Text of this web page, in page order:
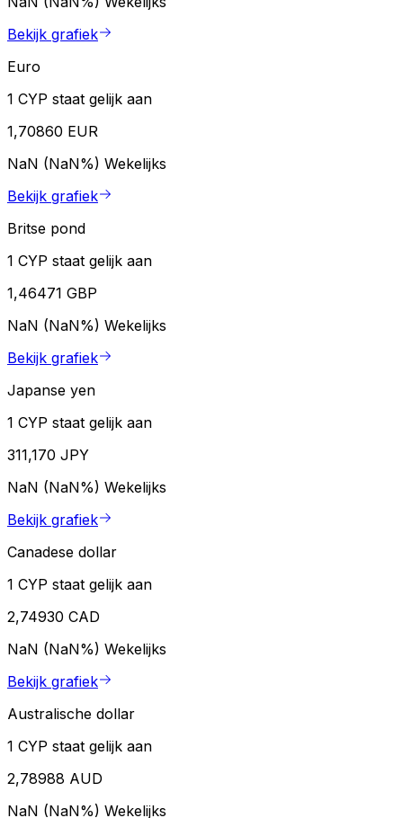
Bekijk grafiek
Euro
1 CYP staat gelijk aan
1,70860 EUR
NaN (NaN%) Wekelijks
Bekijk grafiek
Britse pond
1 CYP staat gelijk aan
1,46471 GBP
NaN (NaN%) Wekelijks
Bekijk grafiek
Japanse yen
1 CYP staat gelijk aan
311,170 JPY
NaN (NaN%) Wekelijks
Bekijk grafiek
Canadese dollar
1 CYP staat gelijk aan
2,74930 CAD
NaN (NaN%) Wekelijks
Bekijk grafiek
Australische dollar
1 CYP staat gelijk aan
2,78988 AUD
NaN (NaN%) Wekelijks